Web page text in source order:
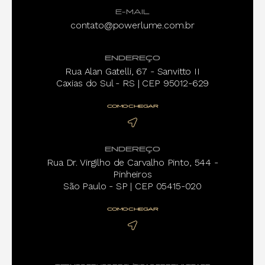
ENDEREÇO
Rua Alan Gatelli, 67 - Sanvitto II
Caxias do Sul - RS | CEP 95012-629
COMO CHEGAR
ENDEREÇO
Rua Dr. Virgilho de Carvalho Pinto, 544 -
Pinheiros
São Paulo - SP | CEP 05415-020
COMO CHEGAR
E-MAIL
contato@powerlume.com.br